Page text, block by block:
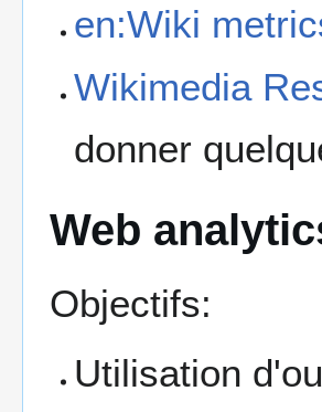
en:Wiki
Wikimedia
donner
Web
Objectifs:
Utilisation